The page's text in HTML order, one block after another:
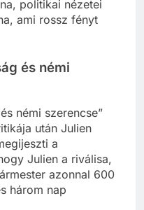
politikai nézetei
ami rossz fényt
és némi
némi szerencse”
után Julien
a
Julien a riválisa,
azonnal 600
három nap